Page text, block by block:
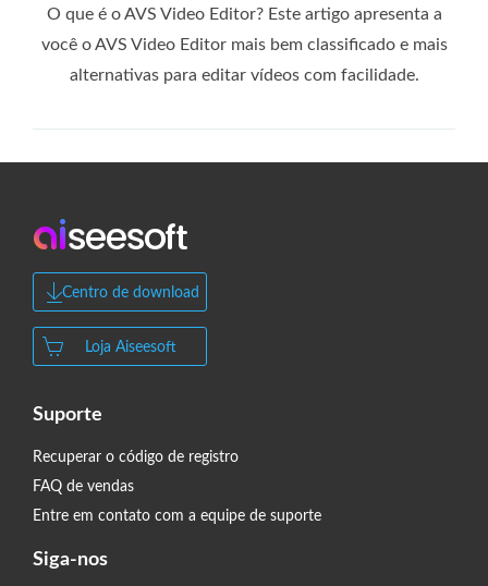
O que é o AVS Video Editor? Este artigo apresenta a
você o AVS Video Editor mais bem classificado e mais
alternativas para editar vídeos com facilidade.
Centro de download
Loja Aiseesoft
Suporte
Recuperar o código de registro
FAQ de vendas
Entre em contato com a equipe de suporte
Siga-nos